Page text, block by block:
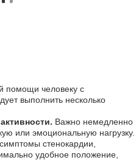
помощи человеку с
выполнить несколько
Важно немедленно
или эмоциональную нагрузку.
стенокардии,
удобное положение,